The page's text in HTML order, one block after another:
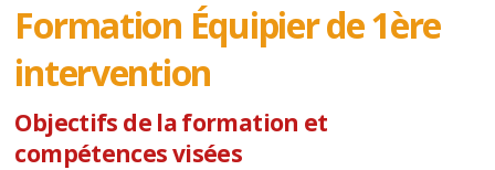
Formation Équipier de 1ère
intervention
Objectifs de la formation et
compétences visées